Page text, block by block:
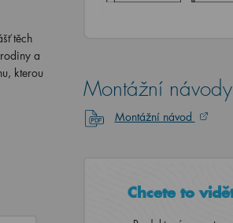
těch
a
kterou
Montážní návody
Montážní návod
Chcete to